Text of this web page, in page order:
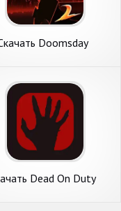
Doomsday
Андроид
Dead On Duty